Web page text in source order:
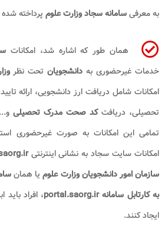
به معرفیسامانه سجادوزارت علوم پرداخته
همان طور که اشاره شد، امکانات
خدمات غیرحضوری بهدانشجویانتحت نظر
امکانات شامل دریافت ارز دانشجویی، ارائه
تحصیلی، دریافتکد صحت مدرک تحصیلی
تمامی این امکانات به صورت غیرحضوری
امکانات سایت سجاد به نشانی اینترنتی
سازمان امور دانشجویان وزارت علومیا همان
به کارتابل سامانه portal.saorg.ir
، افراد
ایجاد کنند.